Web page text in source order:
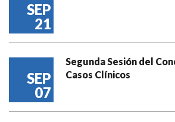
SEP
21
SEP
07
Segunda Sesión del
Casos Clínicos